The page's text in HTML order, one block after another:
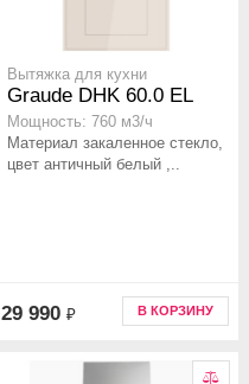
Вытяжка для кухни
Graude DHK 60.0 EL
Мощность: 760 м3/ч
Материал закаленное стекло,
цвет античный белый ,..
29 990 ₽ В КОРЗИНУ